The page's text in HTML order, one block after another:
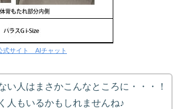
式サイト AIチャット
い人はまさかこんなところに・・・！
人もいるかもしれませんね♪